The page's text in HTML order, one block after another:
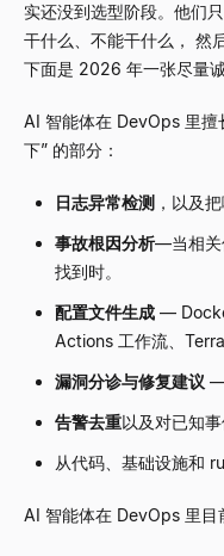
实还没到选型阶段。他们
干什么、不能干什么， 然
下面是 2026 年一张尽量诚
AI 智能体在 DevOps 里擅
下” 的部分：
日志异常检测 ，以及
事故根因分析—当相
找到时。
配置文件生成 —
Actions 工作流、
漏洞分诊与修复建议
告警去重以及对已知
从代码、基础设施和
AI 智能体在 DevOps 里目